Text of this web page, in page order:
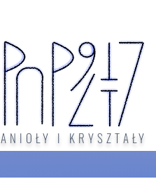
ANIOŁY I KRYSZTAŁY